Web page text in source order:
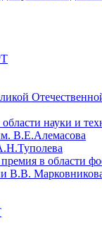
науки и
В.Е.Алемасова
в области
В.В.